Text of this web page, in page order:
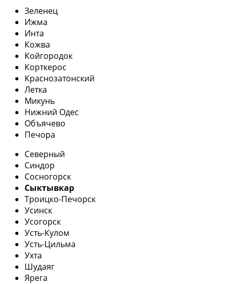
Зеленец
Ижма
Инта
Кожва
Койгородок
Корткерос
Краснозатонский
Летка
Микунь
Нижний Одес
Объячево
Печора
Северный
Синдор
Сосногорск
Сыктывкар
Троицко-Печорск
Усинск
Усогорск
Усть-Кулом
Усть-Цильма
Ухта
Шудаяг
Ярега